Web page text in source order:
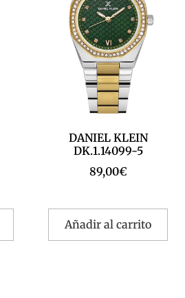
DANIEL KLEIN
DK.1.14099-5
89,00€
Añadir al carrito